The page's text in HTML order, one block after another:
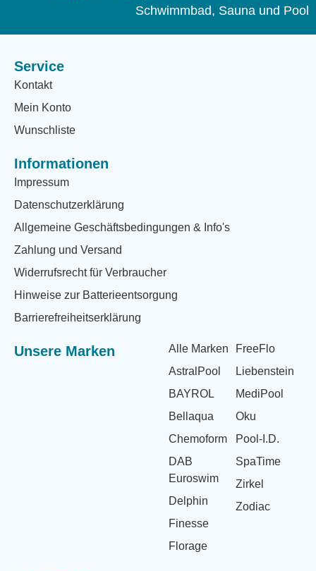
Schwimmbad, Sauna und Pool
Service
Kontakt
Mein Konto
Wunschliste
Informationen
Impressum
Datenschutzerklärung
Allgemeine Geschäftsbedingungen & Info's
Zahlung und Versand
Widerrufsrecht für Verbraucher
Hinweise zur Batterieentsorgung
Barrierefreiheitserklärung
Unsere Marken
Alle Marken
AstralPool
BAYROL
Bellaqua
Chemoform
DAB
Euroswim
Delphin
Finesse
Florage
FreeFlo
Liebenstein
MediPool
Oku
Pool-I.D.
SpaTime
Zirkel
Zodiac